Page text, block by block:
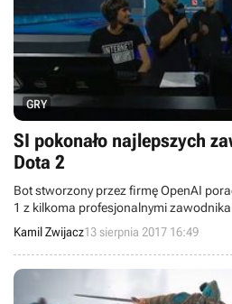
GRY
SI pokonało najlepszych
Dota 2
Bot stworzony przez firmę OpenAI
1 z kilkoma profesjonalnymi
turnieju The International 2017 SI
pokonało SumaiL-a i Arteezy’ego.
Kamil Zwijacz13 sierpnia 2017 16:49